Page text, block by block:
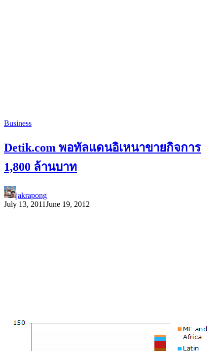
Business
Detik.com พอทัลแดนอิเหนาขายกิจการ
1,800 ล้านบาท
jakrapong
July 13, 2011June 19, 2012